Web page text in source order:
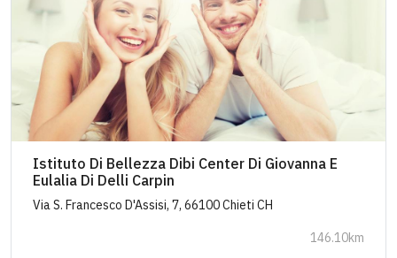
Istituto Di Bellezza Dibi Center Di Giovanna E
Eulalia Di Delli Carpin
Via S. Francesco D'Assisi, 7, 66100 Chieti CH
146.10km